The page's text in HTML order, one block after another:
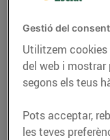
RECEPTES
Sopa
salsa
Gestió del
Utilitzem cookies
del web i
segons els teus
Pots acceptar,
les teves